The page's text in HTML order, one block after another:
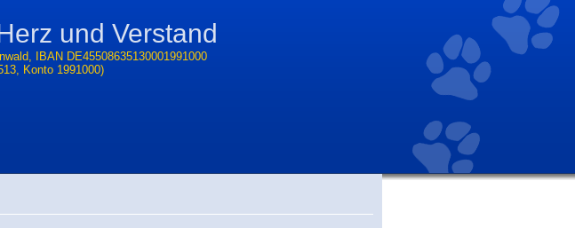
und Verstand
IBAN DE45508635130001991000
Konto 1991000)